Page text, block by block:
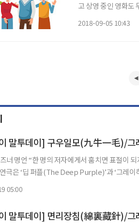
고 상영 중인 영화도
2018-09-05 10:43
말투데이] 구우일모(九牛一毛)/
게서 훔치면 연구가 된다.” 미국의 극작가, 기업가. 그의 가
극은 ‘딥 퍼플(The Deep Purple)’과 ‘그레
05:00
말투데이] 면리장침(綿裏藏針)/그